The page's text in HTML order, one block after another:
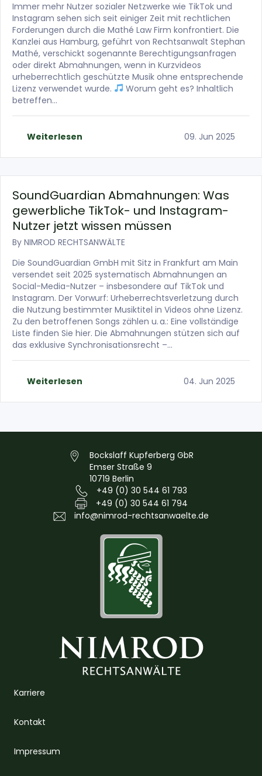
Immer mehr Nutzer sozialer Netzwerke wie TikTok und
Instagram sehen sich seit einiger Zeit mit rechtlichen
Forderungen durch die Mathé Law Firm konfrontiert. Die
Kanzlei aus Hamburg, geführt von Rechtsanwalt Stephan
Mathé, verschickt sogenannte Berechtigungsanfragen
oder direkt Abmahnungen, wenn in Kurzvideos
urheberrechtlich geschützte Musik ohne entsprechende
Lizenz verwendet wurde.
Worum geht es? Inhaltlich
betreffen…
Weiterlesen 09. Jun 2025
SoundGuardian Abmahnungen: Was
gewerbliche TikTok- und Instagram-
Nutzer jetzt wissen müssen
By NIMROD RECHTSANWÄLTE
Die SoundGuardian GmbH mit Sitz in Frankfurt am Main
versendet seit 2025 systematisch Abmahnungen an
Social-Media-Nutzer – insbesondere auf TikTok und
Instagram. Der Vorwurf: Urheberrechtsverletzung durch
die Nutzung bestimmter Musiktitel in Videos ohne Lizenz.
Zu den betroffenen Songs zählen u. a.: Eine vollständige
Liste finden Sie hier. Die Abmahnungen stützen sich auf
das exklusive Synchronisationsrecht –…
Weiterlesen 04. Jun 2025
Bockslaff Kupferberg GbR
Emser Straße 9
10719 Berlin
+49 (0) 30 544 61 793
+49 (0) 30 544 61 794
info@nimrod-rechtsanwaelte.de
Karriere
Kontakt
Impressum